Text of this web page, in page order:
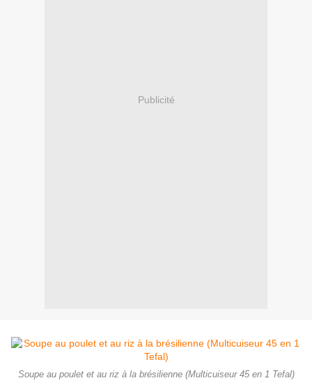
Publicité
Soupe au poulet et au riz à la brésilienne (Multicuiseur 45 en 1 Tefal)